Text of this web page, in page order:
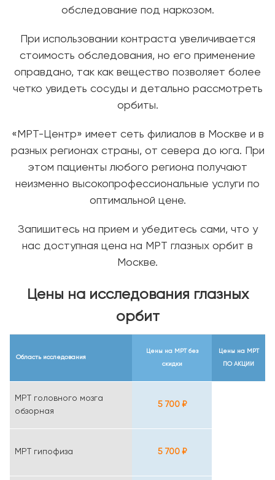
обследование под наркозом.
При использовании контраста увеличивается
стоимость обследования, но его применение
оправдано, так как вещество позволяет более
четко увидеть сосуды и детально рассмотреть
орбиты.
«МРТ-Центр» имеет сеть филиалов в Москве и в
разных регионах страны, от севера до юга. При
этом пациенты любого региона получают
неизменно высокопрофессиональные услуги по
оптимальной цене.
Запишитесь на прием и убедитесь сами, что у
нас доступная цена на МРТ глазных орбит в
Москве.
Цены на исследования глазных
орбит
Область исследования
Цены на МРТ без
скидки
Цены на МРТ
ПО АКЦИИ
МРТ головного мозга
обзорная
5 700 ₽
МРТ гипофиза 5 700 ₽